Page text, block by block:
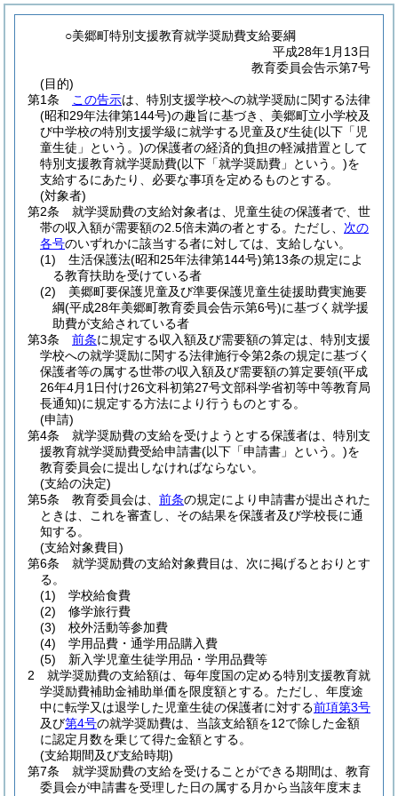
○美郷町特別支援教育就学奨励費支給要綱
平成28年1月13日
教育委員会告示第7号
(目的)
第1条
この告示は、特別支援学校への就学奨励に関する法律
(昭和29年法律第144号)の趣旨に基づき、美郷町立小学校及
び中学校の特別支援学級に就学する児童及び生徒(以下「児
童生徒」という。)の保護者の経済的負担の軽減措置として
特別支援教育就学奨励費(以下「就学奨励費」という。)を
支給するにあたり、必要な事項を定めるものとする。
(対象者)
第2条
就学奨励費の支給対象者は、児童生徒の保護者で、世
帯の収入額が需要額の2.5倍未満の者とする。 ただし、 次の
各号のいずれかに該当する者に対しては、支給しない。
(1)
生活保護法(昭和25年法律第144号)第13条の規定によ
る教育扶助を受けている者
(2)
美郷町要保護児童及び準要保護児童生徒援助費実施要
綱(平成28年美郷町教育委員会告示第6号)に基づく就学援
助費が支給されている者
第3条
前条に規定する収入額及び需要額の算定は、特別支援
学校への就学奨励に関する法律施行令第2条の規定に基づく
保護者等の属する世帯の収入額及び需要額の算定要領(平成
26年4月1日付け26文科初第27号文部科学省初等中等教育局
長通知)に規定する方法により行うものとする。
(申請)
第4条
就学奨励費の支給を受けようとする保護者は、特別支
援教育就学奨励費受給申請書(以下「申請書」という。)を
教育委員会に提出しなければならない。
(支給の決定)
第5条
教育委員会は、 前条の規定により申請書が提出された
ときは、これを審査し、その結果を保護者及び学校長に通
知する。
(支給対象費目)
第6条
就学奨励費の支給対象費目は、次に掲げるとおりとす
る。
(1)
学校給食費
(2)
修学旅行費
(3)
校外活動等参加費
(4)
学用品費・通学用品購入費
(5)
新入学児童生徒学用品・学用品費等
2
就学奨励費の支給額は、毎年度国の定める特別支援教育就
学奨励費補助金補助単価を限度額とする。 ただし、年度途
中に転学又は退学した児童生徒の保護者に対する前項第3号
及び第4号の就学奨励費は、当該支給額を12で除した金額
に認定月数を乗じて得た金額とする。
(支給期間及び支給時期)
第7条
就学奨励費の支給を受けることができる期間は、教育
委員会が申請書を受理した日の属する月から当該年度末ま